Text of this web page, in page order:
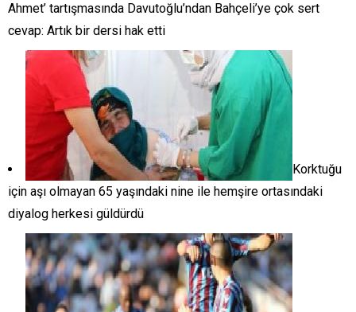
Ahmet’ tartışmasında Davutoğlu’ndan Bahçeli’ye çok sert
cevap: Artık bir dersi hak etti
Korktuğu
için aşı olmayan 65 yaşındaki nine ile hemşire ortasındaki
diyalog herkesi güldürdü